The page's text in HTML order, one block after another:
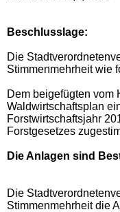
Beschlusslage:
Die
Stimmenmehrheit wie
Dem beigefügten vom
Waldwirtschaftsplan
Forstwirtschaftsjahr
Forstgesetzes
Die Anlagen sind
Die
Stimmenmehrheit die